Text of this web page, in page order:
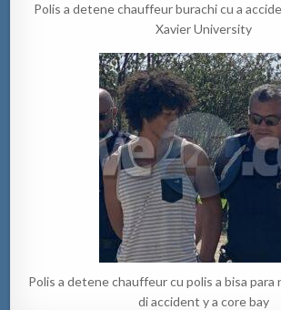
Polis a detene chauffeur burachi cu a
Xavier University
Polis a detene chauffeur cu polis a bisa para
di accident y a core bay